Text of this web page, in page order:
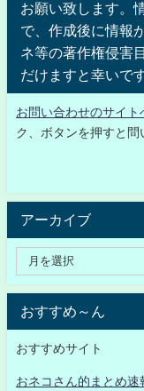
お願い致します。
で、作成後に情報
ネ等の著作権侵害
だけますと幸いです
お問い合わせのサイト
ク、ボタンを押すと
アーカイブ
おすすめ～ん
おすすめサイト
おネコさん的まとめ